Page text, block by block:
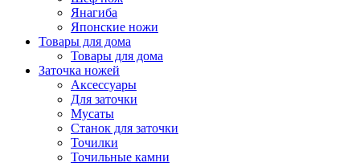
Янагиба
Японские ножи
Товары для дома
Товары для дома
Заточка ножей
Аксессуары
Для заточки
Мусаты
Станок для заточки
Точилки
Точильные камни